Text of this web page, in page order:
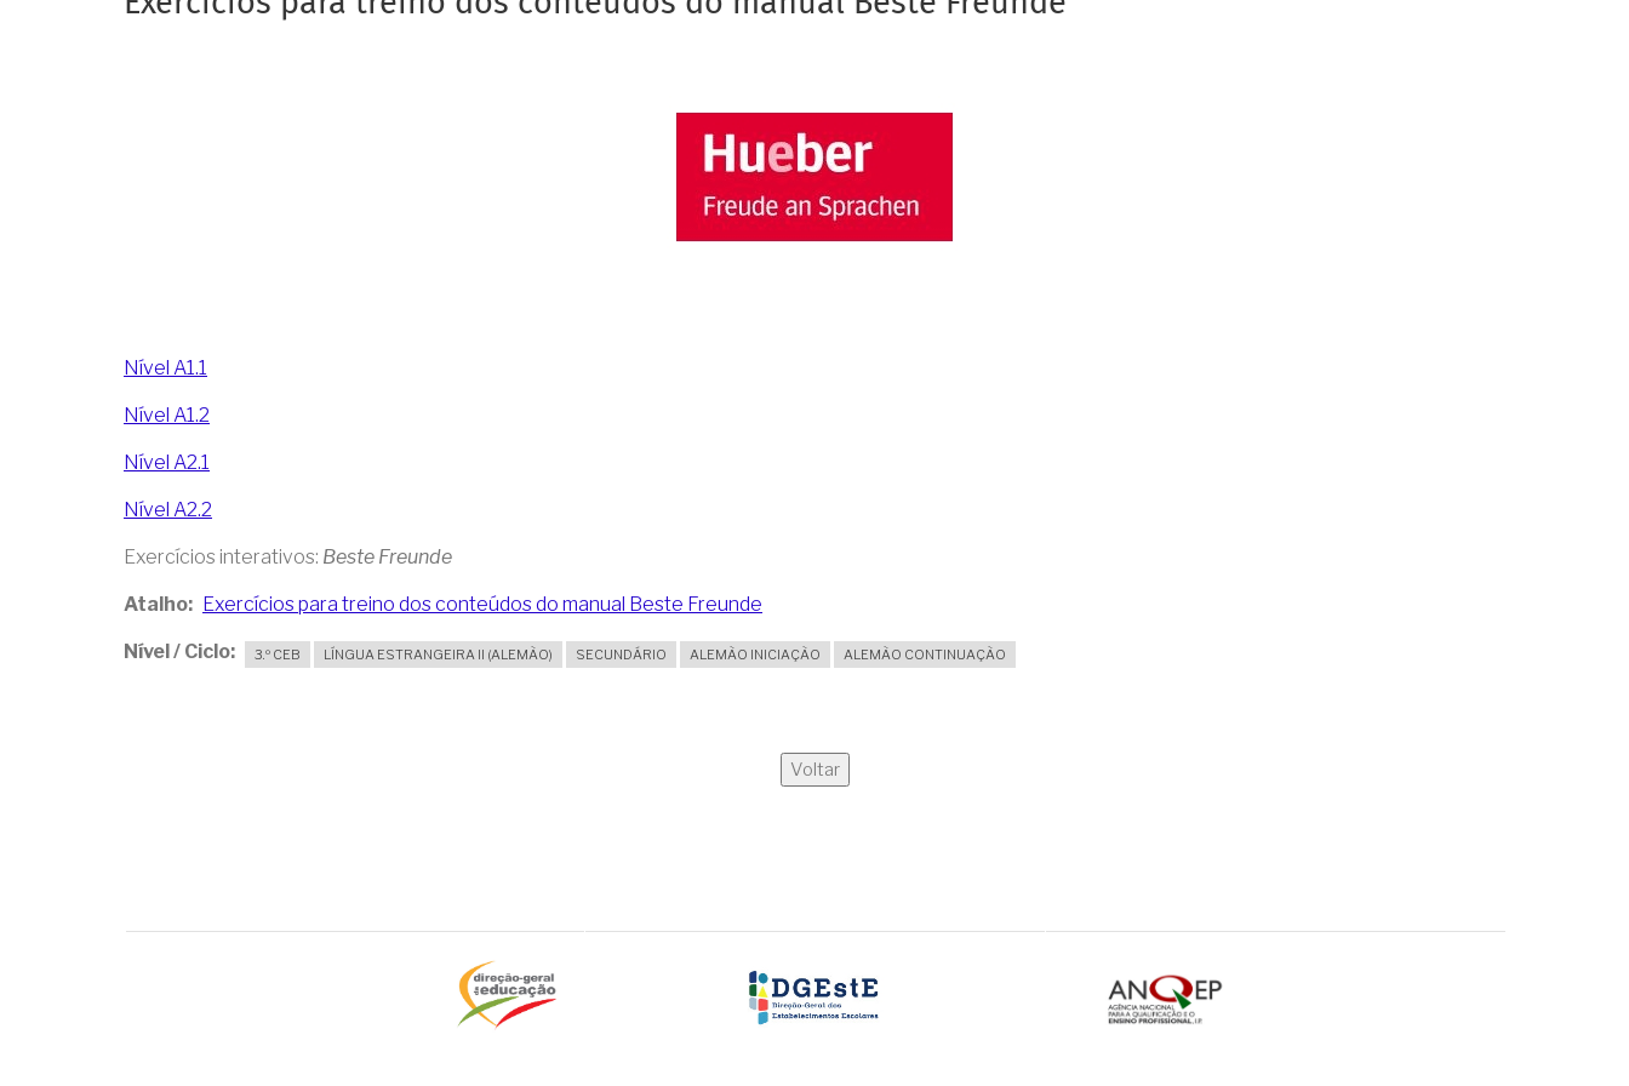
Nível A1.1
Nível A1.2
Nível A2.1
Nível A2.2
Exercícios interativos: Beste Freunde
Atalho Exercícios para treino dos conteúdos do manual Beste Freunde
Nível / Ciclo 3.º CEB LÍNGUA ESTRANGEIRA II (ALEMÃO) SECUNDÁRIO ALEMÃO INICIAÇÃO ALEMÃO CONTINUAÇÃO
Voltar